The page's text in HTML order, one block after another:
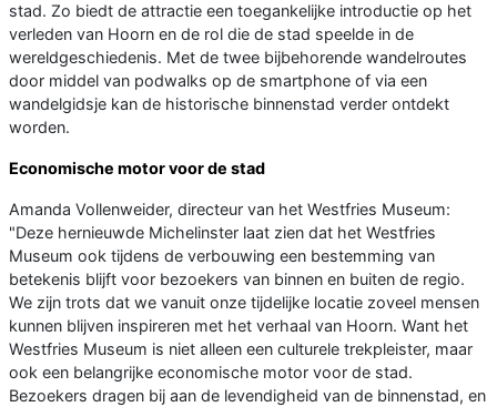
stad. Zo biedt de attractie een toegankelijke introductie op het
verleden van Hoorn en de rol die de stad speelde in de
wereldgeschiedenis. Met de twee bijbehorende wandelroutes
door middel van podwalks op de smartphone of via een
wandelgidsje kan de historische binnenstad verder ontdekt
worden.
Economische motor voor de stad
Amanda Vollenweider, directeur van het Westfries Museum:
"Deze hernieuwde Michelinster laat zien dat het Westfries
Museum ook tijdens de verbouwing een bestemming van
betekenis blijft voor bezoekers van binnen en buiten de regio.
We zijn trots dat we vanuit onze tijdelijke locatie zoveel mensen
kunnen blijven inspireren met het verhaal van Hoorn. Want het
Westfries Museum is niet alleen een culturele trekpleister, maar
ook een belangrijke economische motor voor de stad.
Bezoekers dragen bij aan de levendigheid van de binnenstad, en